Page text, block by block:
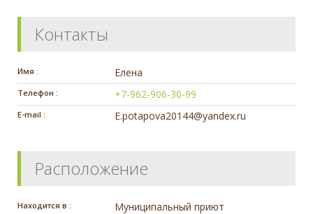
Контакты
Имя : Елена
Телефон : +7-962-906-30-99
E-mail : E.potapova20144@yandex.ru
Расположение
Находится в : Муниципальный приют